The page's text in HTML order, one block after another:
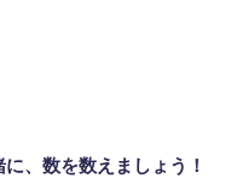
、数を数えましょう！